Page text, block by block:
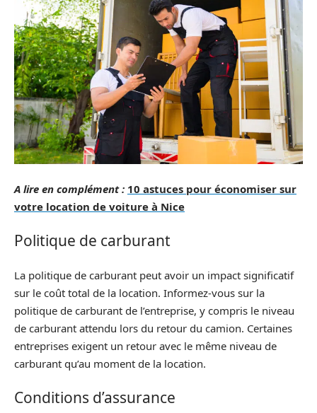
A lire en complément : 10 astuces pour économiser sur
votre location de voiture à Nice
Politique de carburant
La politique de carburant peut avoir un impact significatif
sur le coût total de la location. Informez-vous sur la
politique de carburant de l’entreprise, y compris le niveau
de carburant attendu lors du retour du camion. Certaines
entreprises exigent un retour avec le même niveau de
carburant qu’au moment de la location.
Conditions d’assurance